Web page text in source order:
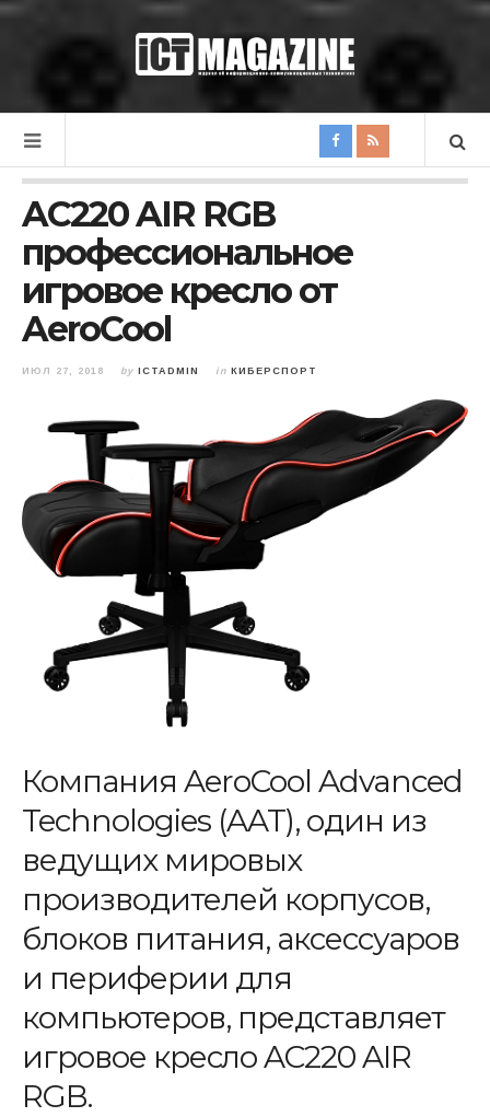
AC220 AIR RGB
профессиональное
игровое кресло от
AeroCool
ИЮЛ 27, 2018 by ICTADMIN in КИБЕРСПОРТ
Компания AeroCool Advanced
Technologies (AAT), один из
ведущих мировых
производителей корпусов,
блоков питания, аксессуаров
и периферии для
компьютеров, представляет
игровое кресло AC220 AIR
RGB.